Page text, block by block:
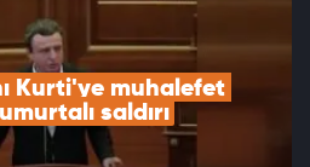
Kurti'ye muhalefet
saldırı